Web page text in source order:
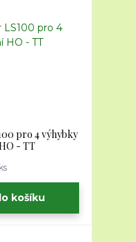
pro 4 výhybky
- TT
košíku